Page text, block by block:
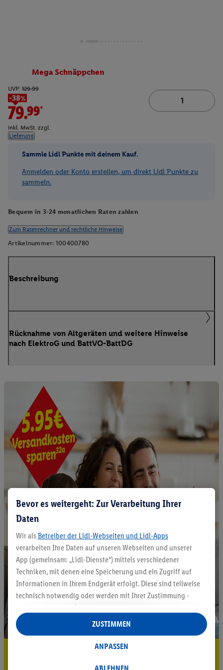
Mega Schnäppchen
UVP: 129.99
-38%
79.99*
inkl. MwSt. zzgl.
Lieferung
Sammle Lidl Punkte mit deinem Kauf.
Anmelden oder Konto erstellen, um direkt Lidl Punkte zu
sammeln.
Bequem in 3-24 monatlichen Raten zahlen
Zum Ratenrechner und rechtliche Hinweise
Artikelnummer: 100400780
Beschreibung
Rücknahme von Altgeräten und weitere Hinweise
nach ElektroG und BattVO-BattDG
5.95 € Versand sparen³²ᵃ
Bevor es weitergeht: Zur Verarbeitung Ihrer
Daten
Wir als Betreiber der Lidl-Webseiten und Lidl-Apps
verarbeiten Ihre Daten auf unseren Webseiten und unserer
App (gemeinsam: „Lidl-Dienste“) mittels verschiedener
Techniken, mit denen eine Speicherung und ein Zugriff auf
Informationen in Ihrem Endgerät erfolgt. Diese sind teilweise
technisch notwendig oder werden mit Ihrer Zustimmung -
auch durch Partner (u.a.
Verantwortliche; im Zusammenhang mit dem IAB TCF
insgesamt
Statistik-Erstellung oder für personalisierte Werbung
Datenverarbeitungen für personalisierte Werbung werden
ABLEHNEN
ANPASSEN
ZUSTIMMEN